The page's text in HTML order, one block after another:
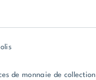
de monnaie de collection